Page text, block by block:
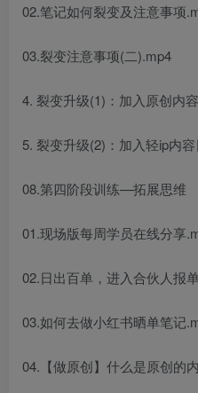
02.笔记如何裂变及注意事项
03.裂变注意事项(二).mp4
4. 裂变升级(1)：加入原创内
5. 裂变升级(2)：加入轻ip内
08.第四阶段训练—拓展思维
01.现场版每周学员在线分享
02.日出百单，进入合伙人报
03.如何去做小红书晒单笔记
04.【做原创】什么是原创的